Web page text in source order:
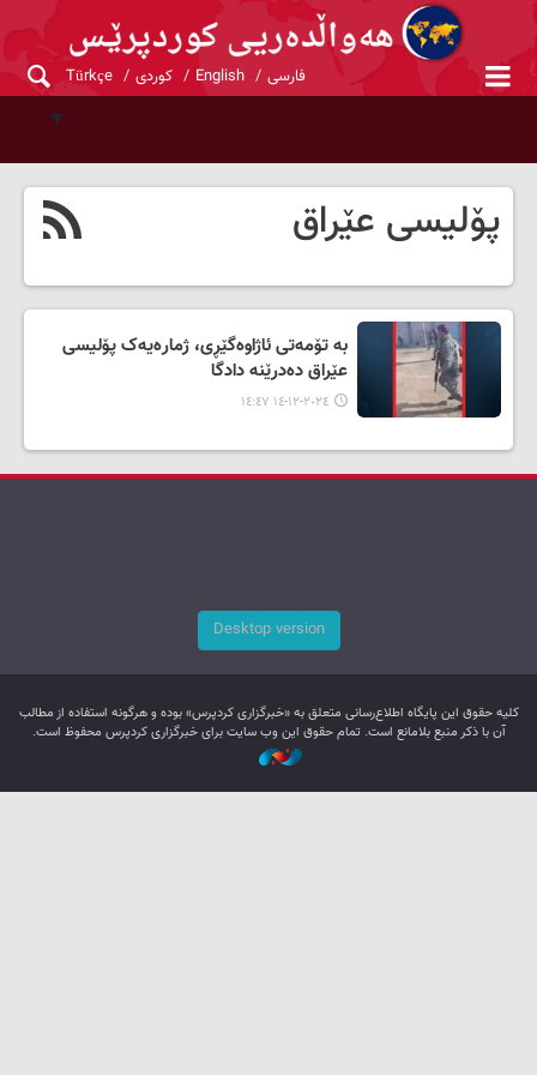
فارسی English کوردی Türkçe
پۆلیسی عێراق
بە تۆمەتى ئاژاوەگێڕی، ژمارەیەک پۆلیسی
عێراق دەدرێنە دادگا
٢٠٢٤-١٢-١٤ ١٤:٤٧
Desktop version
کليه حقوق اين پایگاه اطلاع‌رسانی متعلق به «خبرگزاری کردپرس» بوده و هرگونه استفاده از مطالب
آن با ذکر منبع بلامانع است. تمام حقوق این وب سایت برای خبرگزاری کردپرس محفوظ است.